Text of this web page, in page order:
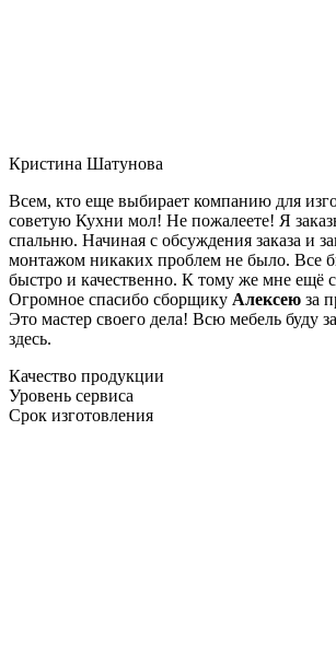
Кристина Шатунова
Всем, кто еще выбирает компанию для
советую Кухни мол! Не пожалеете! Я
спальню. Начиная с обсуждения заказа и
монтажом никаких проблем не было. Все
быстро и качественно. К тому же мне ещё
Огромное спасибо сборщику Алексею за
Это мастер своего дела! Всю мебель буду
здесь.
Качество продукции
Уровень сервиса
Срок изготовления